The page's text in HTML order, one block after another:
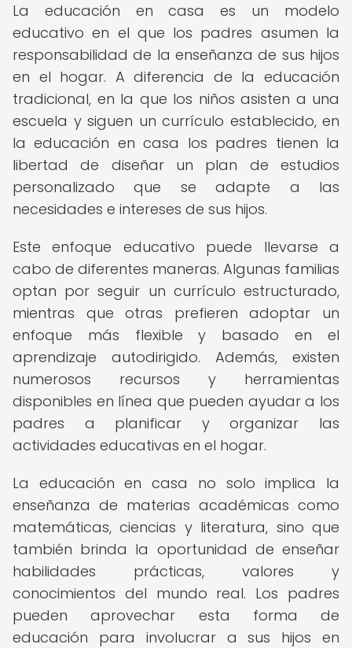
La educación en casa es un modelo
educativo en el que los padres asumen la
responsabilidad de la enseñanza de sus hijos
en el hogar. A diferencia de la educación
tradicional, en la que los niños asisten a una
escuela y siguen un currículo establecido, en
la educación en casa los padres tienen la
libertad de diseñar un plan de estudios
personalizado que se adapte a las
necesidades e intereses de sus hijos.
Este enfoque educativo puede llevarse a
cabo de diferentes maneras. Algunas familias
optan por seguir un currículo estructurado,
mientras que otras prefieren adoptar un
enfoque más flexible y basado en el
aprendizaje autodirigido. Además, existen
numerosos recursos y herramientas
disponibles en línea que pueden ayudar a los
padres a planificar y organizar las
actividades educativas en el hogar.
La educación en casa no solo implica la
enseñanza de materias académicas como
matemáticas, ciencias y literatura, sino que
también brinda la oportunidad de enseñar
habilidades prácticas, valores y
conocimientos del mundo real. Los padres
pueden aprovechar esta forma de
educación para involucrar a sus hijos en